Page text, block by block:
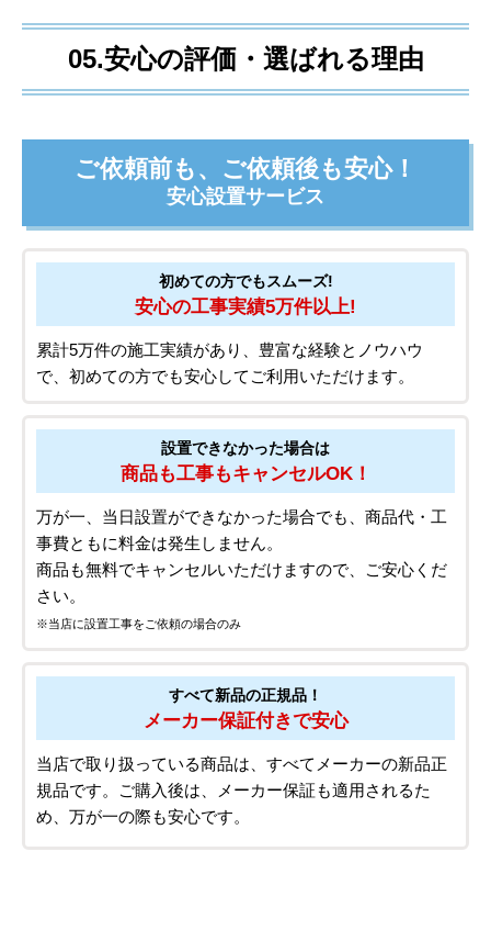
05.安心の評価・選ばれる理由
ご依頼前も、ご依頼後も安心！
安心設置サービス
初めての方でもスムーズ!
安心の工事実績5万件以上!
累計5万件の施工実績があり、豊富な経験とノウハウ
で、初めての方でも安心してご利用いただけます。
設置できなかった場合は
商品も工事もキャンセルOK！
万が一、当日設置ができなかった場合でも、商品代・工
事費ともに料金は発生しません。
商品も無料でキャンセルいただけますので、ご安心くだ
さい。
※当店に設置工事をご依頼の場合のみ
すべて新品の正規品！
メーカー保証付きで安心
当店で取り扱っている商品は、すべてメーカーの新品正
規品です。ご購入後は、メーカー保証も適用されるた
め、万が一の際も安心です。